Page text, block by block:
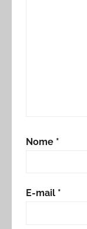
Nome *
E-mail *